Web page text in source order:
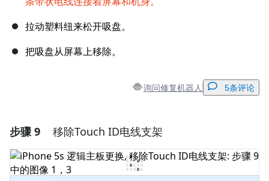
拉动塑料纽来松开吸盘。
把吸盘从屏幕上移除。
询问修复机器人 5条评论
添加一条评论
添加评论
步骤 9 移除Touch ID电线支架